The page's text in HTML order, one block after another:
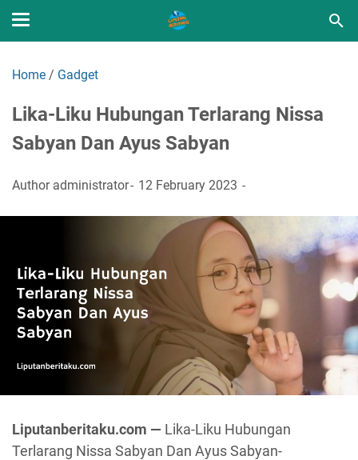
Home / Gadget
Lika-Liku Hubungan Terlarang Nissa
Sabyan Dan Ayus Sabyan
Author administrator 12 February 2023
Liputanberitaku.com — Lika-Liku Hubungan
Terlarang Nissa Sabyan Dan Ayus Sabyan-